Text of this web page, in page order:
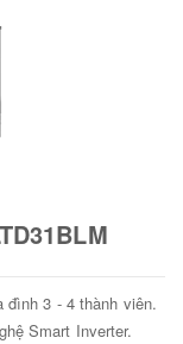
3 - 4 thành viên.
Smart Inverter.